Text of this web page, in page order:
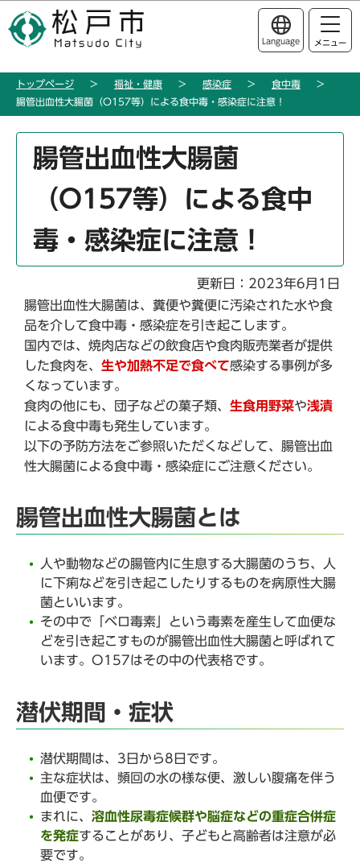
の
ー
このページの本文へ移動
Language メニュー
トップページ 福祉・健康 感染症
食中毒
腸管出血性大腸菌（O157等）による食中毒・感染症に注意！
腸管出血性大腸菌
（O157等）による食中
毒・感染症に注意！
更新日：2023年6月1日
腸管出血性大腸菌は、糞便や糞便に汚染された水や食
品を介して食中毒・感染症を引き起こします。
国内では、焼肉店などの飲食店や食肉販売業者が提供
した食肉を、 生や加熱不足で食べて感染する事例が多
くなっています。
食肉の他にも、団子などの菓子類、 生食用野菜や浅漬
による食中毒も発生しています。
以下の予防方法をご参照いただくなどして、腸管出血
性大腸菌による食中毒・感染症にご注意ください。
腸管出血性大腸菌とは
人や動物などの腸管内に生息する大腸菌のうち、人
に下痢などを引き起こしたりするものを病原性大腸
菌といいます。
その中で「ベロ毒素」という毒素を産生して血便な
どを引き起こすものが腸管出血性大腸菌と呼ばれて
います。O157はその中の代表格です。
潜伏期間・症状
潜伏期間は、3日から8日です。
主な症状は、頻回の水の様な便、激しい腹痛を伴う
血便です。
まれに、 溶血性尿毒症候群や脳症などの重症合併症
を発症することがあり、子どもと高齢者は注意が必
要です。